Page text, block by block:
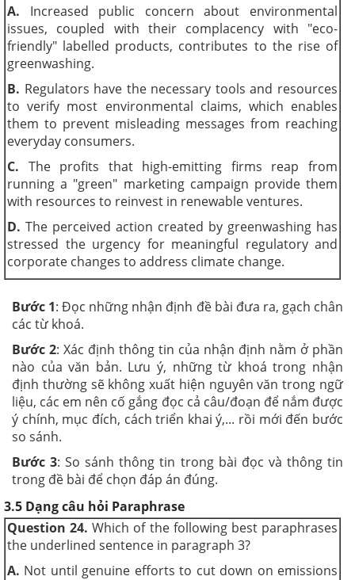
A. Increased public concern about environmental
issues, coupled with their complacency with "eco-
friendly" labelled products, contributes to the rise of
greenwashing.
B. Regulators have the necessary tools and resources
to verify most environmental claims, which enables
them to prevent misleading messages from reaching
everyday consumers.
C. The profits that high-emitting firms reap from
running a "green" marketing campaign provide them
with resources to reinvest in renewable ventures.
D. The perceived action created by greenwashing has
stressed the urgency for meaningful regulatory and
corporate changes to address climate change.
Bước 1: Đọc những nhận định đề bài đưa ra, gạch chân
các từ khoá.
Bước 2: Xác định thông tin của nhận định nằm ở phần
nào của văn bản. Lưu ý, những từ khoá trong nhận
định thường sẽ không xuất hiện nguyên văn trong ngữ
liệu, các em nên cố gắng đọc cả câu/đoạn để nắm được
ý chính, mục đích, cách triển khai ý,... rồi mới đến bước
so sánh.
Bước 3: So sánh thông tin trong bài đọc và thông tin
trong đề bài để chọn đáp án đúng.
3.5 Dạng câu hỏi Paraphrase
Question 24. Which of the following best paraphrases
the underlined sentence in paragraph 3?
A. Not until genuine efforts to cut down on emissions